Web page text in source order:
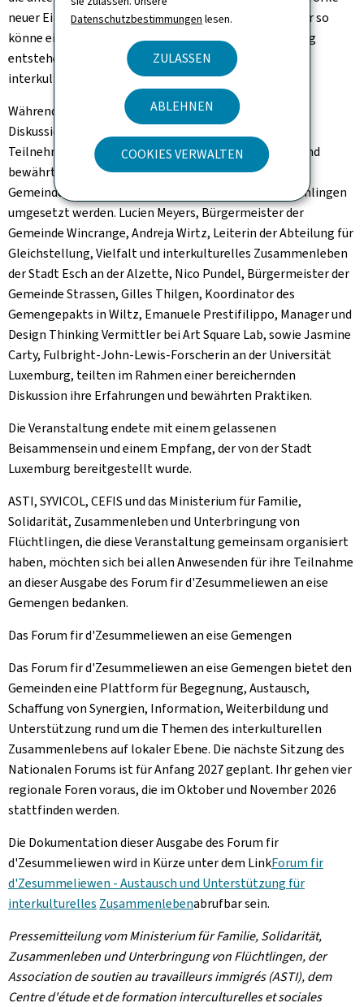
Datenschutzbestimmungen lesen.
ZULASSEN
ABLEHNEN
COOKIES VERWALTEN
neuer Einwohner und Einwohnerinnen einzugehen. Nur so
könne ein Gefühl der Zugehörigkeit und Verantwortung
entstehen, das wiederum zu einem harmonischeren
interkulturellen Zusammenleben beiträgt.
Während der von Lena Hartz, ASTI, moderierten
Diskussionsrunde erhielten die Teilnehmer und
Teilnehmerinnen Einblicke in verschiedene Projekte und
bewährte Praxisbeispiele, die von unterschiedlichen
Gemeinden im Bereich der Aufnahme von Neuankömmlingen
umgesetzt werden. Lucien Meyers, Bürgermeister der
Gemeinde Wincrange, Andreja Wirtz, Leiterin der Abteilung für
Gleichstellung, Vielfalt und interkulturelles Zusammenleben
der Stadt Esch an der Alzette, Nico Pundel, Bürgermeister der
Gemeinde Strassen, Gilles Thilgen, Koordinator des
Gemengepakts in Wiltz, Emanuele Prestifilippo, Manager und
Design Thinking Vermittler bei Art Square Lab, sowie Jasmine
Carty, Fulbright-John-Lewis-Forscherin an der Universität
Luxemburg, teilten im Rahmen einer bereichernden
Diskussion ihre Erfahrungen und bewährten Praktiken.
Die Veranstaltung endete mit einem gelassenen
Beisammensein und einem Empfang, der von der Stadt
Luxemburg bereitgestellt wurde.
ASTI, SYVICOL, CEFIS und das Ministerium für Familie,
Solidarität, Zusammenleben und Unterbringung von
Flüchtlingen, die diese Veranstaltung gemeinsam organisiert
haben, möchten sich bei allen Anwesenden für ihre Teilnahme
an dieser Ausgabe des Forum fir d'Zesummeliewen an eise
Gemengen bedanken.
Das Forum fir d'Zesummeliewen an eise Gemengen
Das Forum fir d'Zesummeliewen an eise Gemengen bietet den
Gemeinden eine Plattform für Begegnung, Austausch,
Schaffung von Synergien, Information, Weiterbildung und
Unterstützung rund um die Themen des interkulturellen
Zusammenlebens auf lokaler Ebene. Die nächste Sitzung des
Nationalen Forums ist für Anfang 2027 geplant. Ihr gehen vier
regionale Foren voraus, die im Oktober und November 2026
stattfinden werden.
Die Dokumentation dieser Ausgabe des Forum fir
d'Zesummeliewenwird in Kürze unter dem LinkForum fir
d'Zesummeliewen - Austausch und Unterstützung für
interkulturelles Zusammenlebenabrufbar sein.
Pressemitteilung vom Ministerium für Familie, Solidarität,
Zusammenleben und Unterbringung von Flüchtlingen, der
Association de soutien au travailleurs immigrés (ASTI), dem
Centre d'étude et de formation interculturelles et sociales